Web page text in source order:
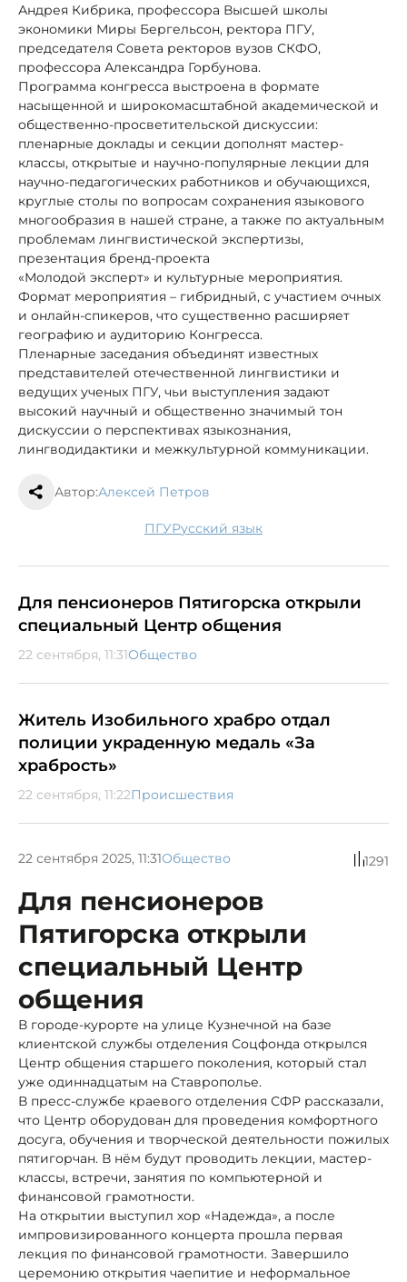
Андрея Кибрика, профессора Высшей школы
экономики Миры Бергельсон, ректора ПГУ,
председателя Совета ректоров вузов СКФО,
профессора Александра Горбунова.
Программа конгресса выстроена в формате
насыщенной и широкомасштабной академической и
общественно‐просветительской дискуссии:
пленарные доклады и секции дополнят мастер‐
классы, открытые и научно‐популярные лекции для
научно-педагогических работников и обучающихся,
круглые столы по вопросам сохранения языкового
многообразия в нашей стране, а также по актуальным
проблемам лингвистической экспертизы,
презентация бренд‐проекта
«Молодой эксперт» и культурные мероприятия.
Формат мероприятия – гибридный, с участием очных
и онлайн‐спикеров, что существенно расширяет
географию и аудиторию Конгресса.
Пленарные заседания объединят известных
представителей отечественной лингвистики и
ведущих ученых ПГУ, чьи выступления задают
высокий научный и общественно значимый тон
дискуссии о перспективах языкознания,
лингводидактики и межкультурной коммуникации.
Автор:Алексей Петров
ПГУ русский язык
Для пенсионеров Пятигорска открыли
специальный Центр общения
22 сентября, 11:31Общество
Житель Изобильного храбро отдал
полиции украденную медаль «За
храбрость»
22 сентября, 11:22Происшествия
22 сентября 2025, 11:31Общество 1291
Для пенсионеров
Пятигорска открыли
специальный Центр
общения
В городе-курорте на улице Кузнечной на базе
клиентской службы отделения Соцфонда открылся
Центр общения старшего поколения, который стал
уже одиннадцатым на Ставрополье.
В пресс-службе краевого отделения СФР рассказали,
что Центр оборудован для проведения комфортного
досуга, обучения и творческой деятельности пожилых
пятигорчан. В нём будут проводить лекции, мастер-
классы, встречи, занятия по компьютерной и
финансовой грамотности.
На открытии выступил хор «Надежда», а после
импровизированного концерта прошла первая
лекция по финансовой грамотности. Завершило
церемонию открытия чаепитие и неформальное